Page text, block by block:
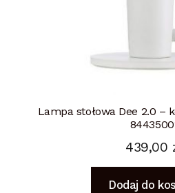
Lampa stołowa Dee 2.0 –
439,00
Dodaj do